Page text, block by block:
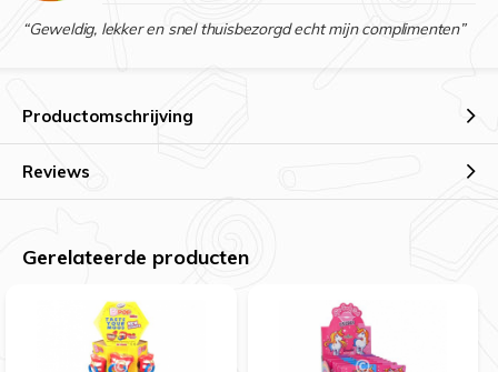
“Geweldig, lekker en snel thuisbezorgd echt mijn complimenten”
Productomschrijving
Reviews
Gerelateerde producten